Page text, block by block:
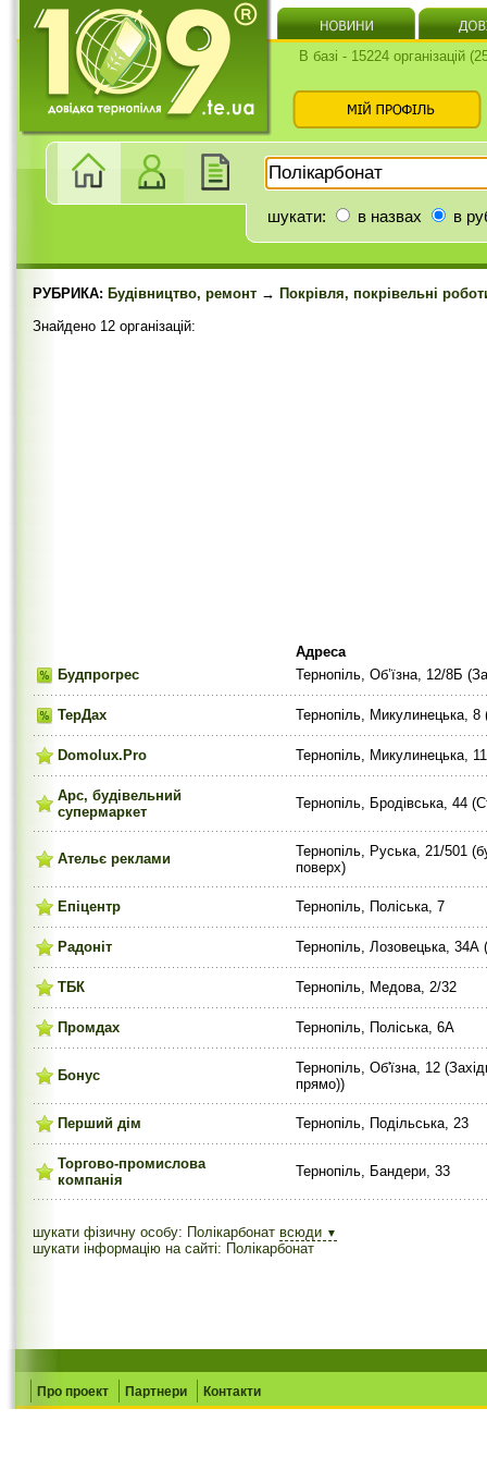
В базі - 15224 організацій
шукати: в назвах в
РУБРИКА: Будівництво, ремонт → Покрівля, покрівельні
Знайдено 12 організацій:
Адреса
Будпрогрес
Тернопіль, Об’їзна, 12/8Б
ТерДах Тернопіль, Микулинецька, 8
Domolux.Pro Тернопіль, Микулинецька,
Арс, будівельний
супермаркет
Тернопіль, Бродівська, 44
Ательє реклами
Тернопіль, Руська, 21/501
поверх)
Епіцентр Тернопіль, Поліська, 7
Радоніт Тернопіль, Лозовецька, 34А
ТБК Тернопіль, Медова, 2/32
Промдах Тернопіль, Поліська, 6А
Бонус
Тернопіль, Об'їзна, 12
прямо))
Перший дім Тернопіль, Подільська, 23
Торгово-промислова
компанія
Тернопіль, Бандери, 33
шукати фізичну особу: Полікарбонат всюди ▼
шукати інформацію на сайті: Полікарбонат
Про проект Партнери Контакти